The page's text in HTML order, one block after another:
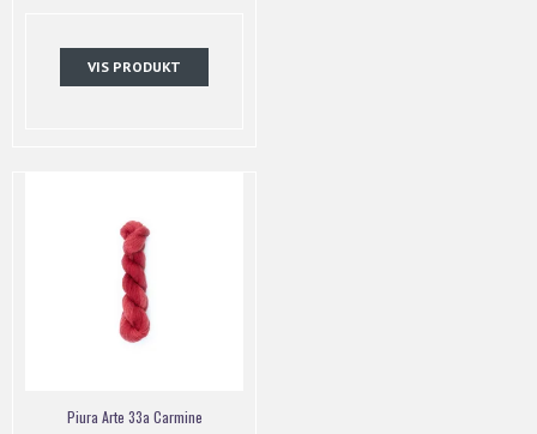
VIS PRODUKT
Piura Arte 33a Carmine